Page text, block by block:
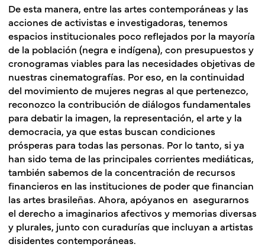
De esta manera, entre las artes contemporáneas y las
acciones de activistas e investigadoras, tenemos
espacios institucionales poco reflejados por la mayoría
de la población (negra e indígena), con presupuestos y
cronogramas viables para las necesidades objetivas de
nuestras cinematografías. Por eso, en la continuidad
del movimiento de mujeres negras al que pertenezco,
reconozco la contribución de diálogos fundamentales
para debatir la imagen, la representación, el arte y la
democracia, ya que estas buscan condiciones
prósperas para todas las personas. Por lo tanto, si ya
han sido tema de las principales corrientes mediáticas,
también sabemos de la concentración de recursos
financieros en las instituciones de poder que financian
las artes brasileñas. Ahora, apóyanos en asegurarnos
el derecho a imaginarios afectivos y memorias diversas
y plurales, junto con curadurías que incluyan a artistas
disidentes contemporáneas.